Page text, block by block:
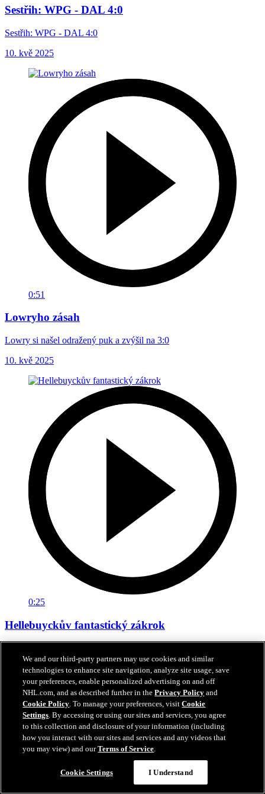
Sestřih: WPG - DAL 4:0
Sestřih: WPG - DAL 4:0
10. kvě 2025
0:51
Lowryho zásah
Lowry si našel odražený puk a zvýšil na 3:0
10. kvě 2025
0:25
Hellebuyckův fantastický zákrok
10. kvě 2025
We and our third-party partners may use cookies and similar
technologies to enhance site navigation, analyze site usage, save
your preferences, enable personalized advertising on and off
NHL.com, and as described further in thePrivacy Policy and
Cookie Policy. To manage your preferences, visitCookie
Settings. By accessing or using our sites and services, you agree
to this collection and disclosure of your information (including
how you interact with our sites and services and any videos that
you may view) and ourTerms of Service.
Cookie Settings I Understand